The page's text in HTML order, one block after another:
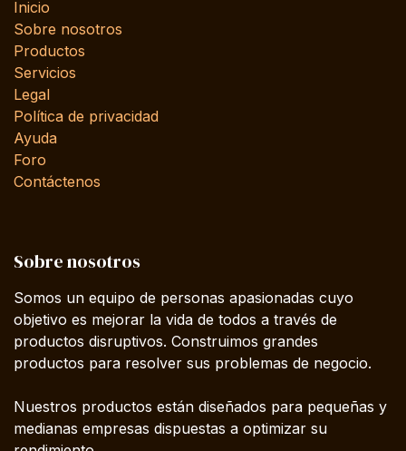
Inicio
Sobre nosotros
Productos
Servicios
Legal
Política de privacidad
Ayuda
Foro
Contáctenos
Sobre nosotros
Somos un equipo de personas apasionadas cuyo
objetivo es mejorar la vida de todos a través de
productos disruptivos. Construimos grandes
productos para resolver sus problemas de negocio.
Nuestros productos están diseñados para pequeñas y
medianas empresas dispuestas a optimizar su